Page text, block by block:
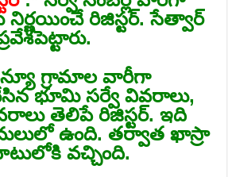
నిర్ణయించే రిజిస్టర్‌. సేత్వార్‌
గ్రామాల వారీగా
భూమి సర్వే వివరాలు,
తెలిపే రిజిస్టర్‌. ఇది
ఉంది. తర్వాత ఖాస్రా
వచ్చింది.